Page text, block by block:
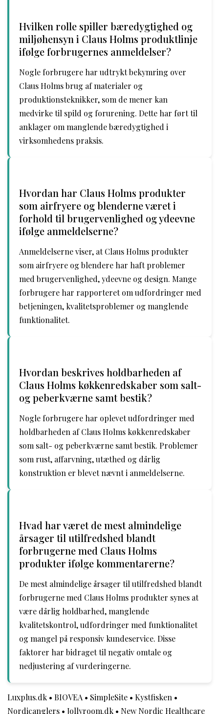
Hvilken rolle spiller bæredygtighed og
miljøhensyn i Claus Holms produktlinje
ifølge forbrugernes anmeldelser?
Nogle forbrugere har udtrykt bekymring over
Claus Holms brug af materialer og
produktionsteknikker, som de mener kan
medvirke til spild og forurening. Dette har ført til
anklager om manglende bæredygtighed i
virksomhedens praksis.
Hvordan har Claus Holms produkter
som airfryere og blenderne været i
forhold til brugervenlighed og ydeevne
ifølge anmeldelserne?
Anmeldelserne viser, at Claus Holms produkter
som airfryere og blendere har haft problemer
med brugervenlighed, ydeevne og design. Mange
forbrugere har rapporteret om udfordringer med
betjeningen, kvalitetsproblemer og manglende
funktionalitet.
Hvordan beskrives holdbarheden af
Claus Holms køkkenredskaber som salt-
og peberkværne samt bestik?
Nogle forbrugere har oplevet udfordringer med
holdbarheden af Claus Holms køkkenredskaber
som salt- og peberkværne samt bestik. Problemer
som rust, affarvning, utæthed og dårlig
konstruktion er blevet nævnt i anmeldelserne.
Hvad har været de mest almindelige
årsager til utilfredshed blandt
forbrugerne med Claus Holms
produkter ifølge kommentarerne?
De mest almindelige årsager til utilfredshed blandt
forbrugerne med Claus Holms produkter synes at
være dårlig holdbarhed, manglende
kvalitetskontrol, udfordringer med funktionalitet
og mangel på responsiv kundeservice. Disse
faktorer har bidraget til negativ omtale og
nedjustering af vurderingerne.
Luxplus.dk • BIOVEA • SimpleSite • Kystfisken •
Nordicanglers • Jollyroom.dk • New Nordic Healthcare